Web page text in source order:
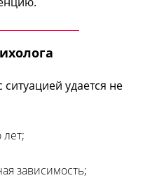
удается не
зависимость;